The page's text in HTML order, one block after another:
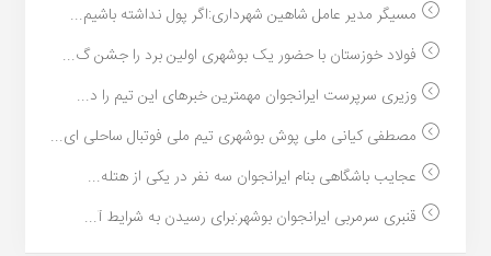
مسیگر مدیر عامل شاهین شهرداری:اگر پول نداشته باشیم...
فولاد خوزستان با حضور یک بوشهری اولین برد را جشن گ...
وزیری سرپرست ایرانجوان مهمترین خبرهای این تیم را د...
مصطفی کیانی ملی پوش بوشهری تیم ملی فوتبال ساحلی ای...
عجایب باشگاهی بنام ایرانجوان سه نفر در یکی از هتله...
قنبری سرمربی ایرانجوان بوشهر:برای رسیدن به شرایط آ...